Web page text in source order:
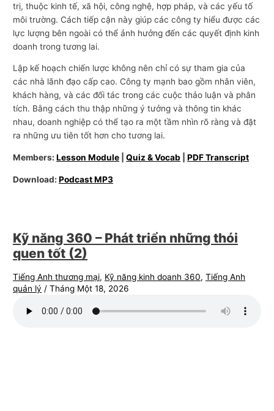
trị, thuộc kinh tế, xã hội, công nghệ, hợp pháp, và các yếu tố
môi trường. Cách tiếp cận này giúp các công ty hiểu được các
lực lượng bên ngoài có thể ảnh hưởng đến các quyết định kinh
doanh trong tương lai.
Lập kế hoạch chiến lược không nên chỉ có sự tham gia của
các nhà lãnh đạo cấp cao. Công ty mạnh bao gồm nhân viên,
khách hàng, và các đối tác trong các cuộc thảo luận và phân
tích. Bằng cách thu thập những ý tưởng và thông tin khác
nhau, doanh nghiệp có thể tạo ra một tầm nhìn rõ ràng và đặt
ra những ưu tiên tốt hơn cho tương lai.
Members:Lesson Module |Quiz & Vocab |PDF Transcript
Download:Podcast MP3
Kỹ năng 360 – Phát triển những thói
quen tốt (2)
Tiếng Anh thương mại, Kỹ năng kinh doanh 360,Tiếng Anh
quản lý /Tháng Một 18, 2026